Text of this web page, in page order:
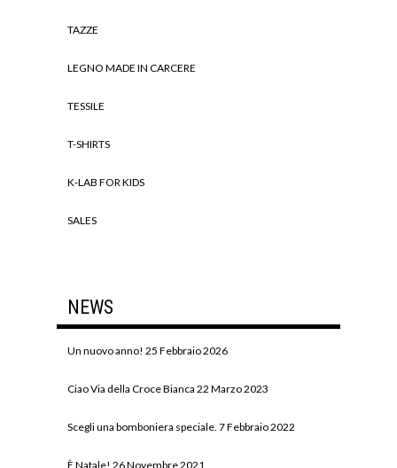
TAZZE
LEGNO MADE IN CARCERE
TESSILE
T-SHIRTS
K-LAB FOR KIDS
SALES
NEWS
Un nuovo anno! 25 Febbraio 2026
Ciao Via della Croce Bianca 22 Marzo 2023
Scegli una bomboniera speciale. 7 Febbraio 2022
È Natale! 26 Novembre 2021